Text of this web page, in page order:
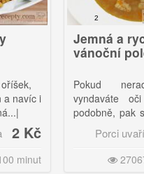
Jemná a rychlá
vánoční polévka
Pokud neradi
vyndaváte oči z
podobně, pak si
polévku podle tohoto
Porci uvaříte za
27067 50